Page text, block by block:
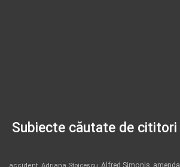
Subiecte căutate de cititori
accident Adriana Stoicescu Alfred Simonis amenda